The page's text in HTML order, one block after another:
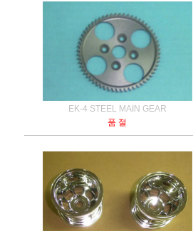
EK-4 STEEL MAIN GEAR
품 절